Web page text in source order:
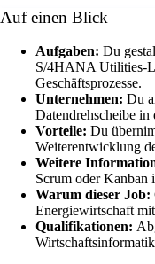
Auf einen Blick
Aufgaben: Du
S/4HANA Utilities-
Geschäftsprozesse.
Unternehmen: Du
Datendrehscheibe
Vorteile: Du
Weiterentwicklung
Weitere
Scrum oder Kanban
Warum dieser Job:
Energiewirtschaft
Qualifikationen: